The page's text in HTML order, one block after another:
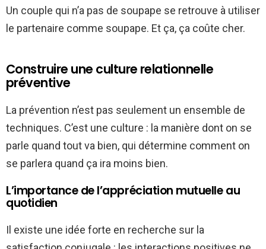
Un couple qui n’a pas de soupape se retrouve à utiliser
le partenaire comme soupape. Et ça, ça coûte cher.
Construire une culture relationnelle
préventive
La prévention n’est pas seulement un ensemble de
techniques. C’est une culture : la manière dont on se
parle quand tout va bien, qui détermine comment on
se parlera quand ça ira moins bien.
L’importance de l’appréciation mutuelle au
quotidien
Il existe une idée forte en recherche sur la